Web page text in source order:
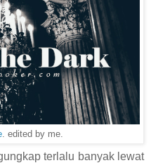
. edited by me.
terlalu banyak lewat